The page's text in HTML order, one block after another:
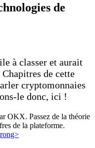
de
à classer et aurait
de cette
cryptomonnaies
le donc, ici !
OKX. Passez de la théorie
de la plateforme.